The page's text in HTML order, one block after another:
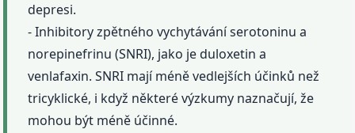
depresi.
- Inhibitory zpětného vychytávání serotoninu a
norepinefrinu (SNRI), jako je duloxetin a
venlafaxin. SNRI mají méně vedlejších účinků než
tricyklické, i když některé výzkumy naznačují, že
mohou být méně účinné.